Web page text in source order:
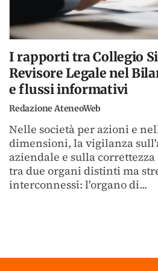
I rapporti tra Collegio
Revisore Legale nel
e flussi informativi
Redazione AteneoWeb
Nelle società per azioni e
dimensioni, la vigilanza
aziendale e sulla
tra due organi distinti ma
interconnessi: l'organo di...